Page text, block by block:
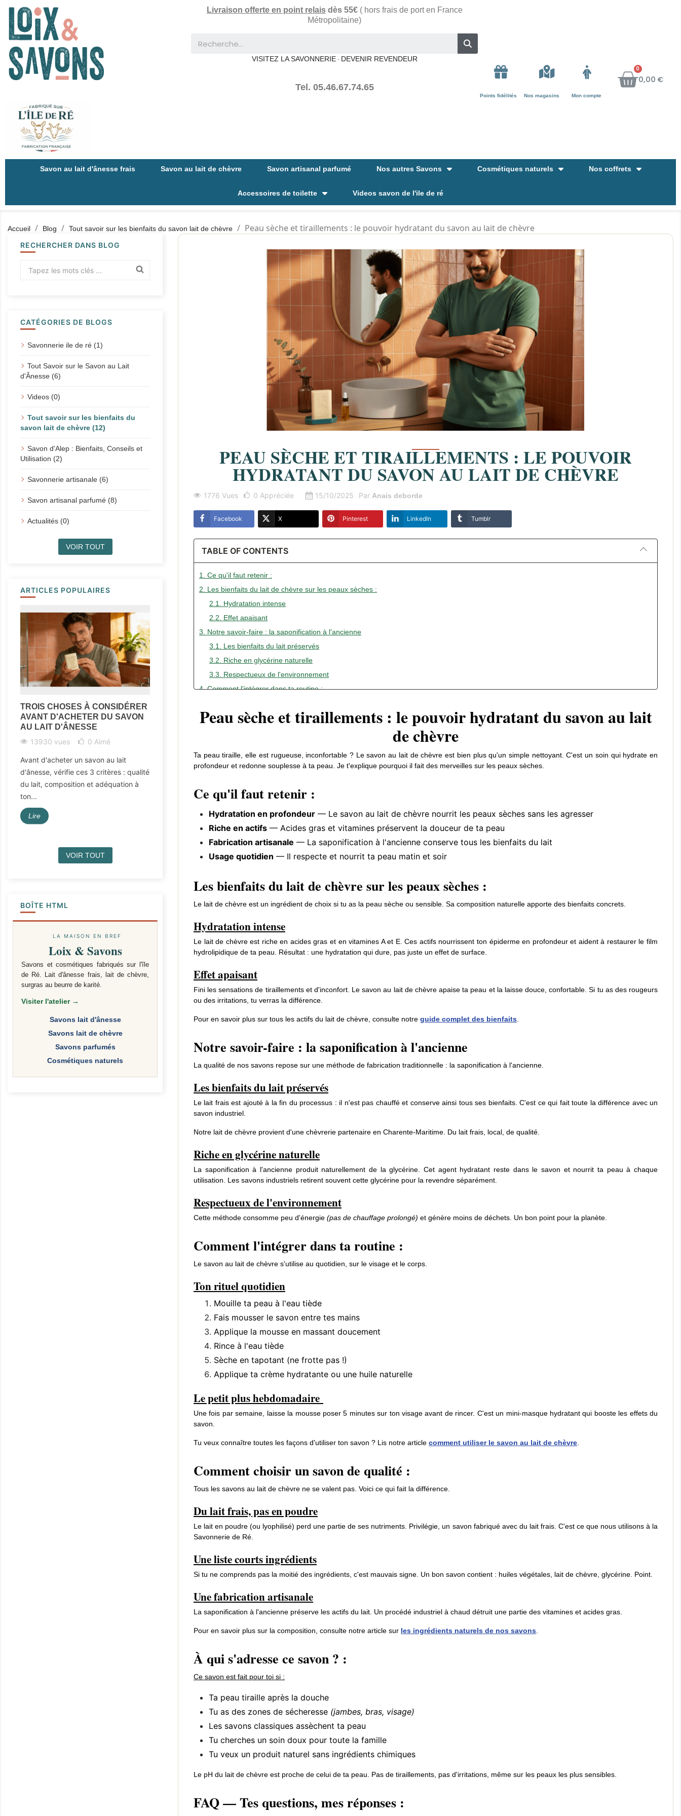
VISITEZ LA SAVONNERIE - DEVENIR REVENDEUR
Tel. 05.46.67.74.65
Livraison offerte en point relaisdès 55€( hors frais de port en France
Métropolitaine)
Points fidélités Nos magasins Mon compte
0,00 €
Savon au lait d'ânesse frais Savon au lait de chèvre Savon artisanal parfumé Nos autres Savons Cosmétiques naturels Nos coffrets
Accessoires de toilette Videos savon de l'ile de ré
Accueil Blog Tout savoir sur les bienfaits du savon lait de chèvre Peau sèche et tiraillements : le pouvoir hydratant du savon au lait de chèvre
RECHERCHER DANS BLOG
CATÉGORIES DE BLOGS
Savonnerie ile de ré (1)
Tout Savoir sur le Savon au Lait
d'Ânesse (6)
Videos (0)
Tout savoir sur les bienfaits du
savon lait de chèvre (12)
Savon d'Alep : Bienfaits, Conseils et
Utilisation (2)
Savonnerie artisanale (6)
Savon artisanal parfumé (8)
Actualités (0)
VOIR TOUT
ARTICLES POPULAIRES
TROIS CHOSES À CONSIDÉRER
AVANT D'ACHETER DU SAVON
AU LAIT D'ÂNESSE
13930 vues
0 Aimé
Avant d'acheter un savon au lait
d'ânesse, vérifie ces 3 critères : qualité
du lait, composition et adéquation à
ton...
Lire
LAIT DE CHÈVRE : LEQUEL
Tu hésites entre le savon d'Alep et le
savon au lait de chèvre ? Les deux
DU LAIT D'ÂNESSE ?
peau. Riche en vitamines, minéraux et
AU LAIT DE CHÈVRE : GUIDE
PRATIQUE
Comment utiliser le savon au lait de
chèvre sur le visage et le corps ? Nos
Lire
SUR LE VISAGE :
Le savon au lait de
VOIR TOUT
BOÎTE HTML
LA MAISON EN BREF
Loix & Savons
Savons et cosmétiques fabriqués sur l'île
de Ré. Lait d'ânesse frais, lait de chèvre,
surgras au beurre de karité.
Visiter l'atelier →
Savons lait d'ânesse
Savons lait de chèvre
Savons parfumés
Cosmétiques naturels
PEAU SÈCHE ET TIRAILLEMENTS : LE POUVOIR
HYDRATANT DU SAVON AU LAIT DE CHÈVRE
1776 Vues 0 Appréciée 15/10/2025 Par Anais deborde
Facebook X Pinterest LinkedIn Tumblr
TABLE OF CONTENTS
1. Ce qu'il faut retenir :
2. Les bienfaits du lait de chèvre sur les peaux sèches :
2.1. Hydratation intense
2.2. Effet apaisant
3. Notre savoir-faire : la saponification à l'ancienne
3.1. Les bienfaits du lait préservés
3.2. Riche en glycérine naturelle
3.3. Respectueux de l'environnement
4. Comment l'intégrer dans ta routine :
4.2. Le petit plus hebdomadaire
5.2. Une liste courts ingrédients
6. À qui s'adresse ce savon ? :
7. FAQ — Tes questions, mes réponses :
8. Pour aller plus loin :
Peau sèche et tiraillements : le pouvoir hydratant du savon au lait
de chèvre
Ta peau tiraille, elle est rugueuse, inconfortable ? Le savon au lait de chèvre est bien plus qu'un simple nettoyant. C'est un soin qui hydrate en
profondeur et redonne souplesse à ta peau. Je t'explique pourquoi il fait des merveilles sur les peaux sèches.
Ce qu'il faut retenir :
Hydratation en profondeur — Le savon au lait de chèvre nourrit les peaux sèches sans les agresser
Riche en actifs — Acides gras et vitamines préservent la douceur de ta peau
Fabrication artisanale — La saponification à l'ancienne conserve tous les bienfaits du lait
Usage quotidien — Il respecte et nourrit ta peau matin et soir
Les bienfaits du lait de chèvre sur les peaux sèches :
Le lait de chèvre est un ingrédient de choix si tu as la peau sèche ou sensible. Sa composition naturelle apporte des bienfaits concrets.
Hydratation intense
Le lait de chèvre est riche en acides gras et en vitamines A et E. Ces actifs nourrissent ton épiderme en profondeur et aident à restaurer le film
hydrolipidique de ta peau. Résultat : une hydratation qui dure, pas juste un effet de surface.
Effet apaisant
Fini les sensations de tiraillements et d'inconfort. Le savon au lait de chèvre apaise ta peau et la laisse douce, confortable. Si tu as des rougeurs
ou des irritations, tu verras la différence.
Pour en savoir plus sur tous les actifs du lait de chèvre, consulte notre guide complet des bienfaits
Notre savoir-faire : la saponification à l'ancienne
La qualité de nos savons repose sur une méthode de fabrication traditionnelle : la saponification à l'ancienne.
Les bienfaits du lait préservés
Le lait frais est ajouté à la fin du processus : il n'est pas chauffé et conserve ainsi tous ses bienfaits. C'est ce qui fait toute la différence avec un
savon industriel.
Notre lait de chèvre provient d'une chèvrerie partenaire en Charente-Maritime. Du lait frais, local, de qualité.
Riche en glycérine naturelle
La saponification à l'ancienne produit naturellement de la glycérine. Cet agent hydratant reste dans le savon et nourrit ta peau à chaque
utilisation. Les savons industriels retirent souvent cette glycérine pour la revendre séparément.
Respectueux de l'environnement
Cette méthode consomme peu d'énergie (pas de chauffage prolongé) et génère moins de déchets. Un bon point pour la planète.
Comment l'intégrer dans ta routine :
Le savon au lait de chèvre s'utilise au quotidien, sur le visage et le corps.
Ton rituel quotidien
Mouille ta peau à l'eau tiède
Fais mousser le savon entre tes mains
Applique la mousse en massant doucement
Rince à l'eau tiède
Sèche en tapotant (ne frotte pas !)
Applique ta crème hydratante ou une huile naturelle
Le petit plus hebdomadaire
Une fois par semaine, laisse la mousse poser 5 minutes sur ton visage avant de rincer. C'est un mini-masque hydratant qui booste les effets du
savon.
Tu veux connaître toutes les façons d'utiliser ton savon ? Lis notre article comment utiliser le savon au lait de chèvre
Comment choisir un savon de qualité :
Tous les savons au lait de chèvre ne se valent pas. Voici ce qui fait la différence.
Du lait frais, pas en poudre
Le lait en poudre (ou lyophilisé) perd une partie de ses nutriments. Privilégie, un savon fabriqué avec du lait frais. C'est ce que nous utilisons à la
Savonnerie de Ré.
Une liste courts ingrédients
Si tu ne comprends pas la moitié des ingrédients, c'est mauvais signe. Un bon savon contient : huiles végétales, lait de chèvre, glycérine. Point.
Une fabrication artisanale
La saponification à l'ancienne préserve les actifs du lait. Un procédé industriel à chaud détruit une partie des vitamines et acides gras.
Pour en savoir plus sur la composition, consulte notre article sur les ingrédients naturels de nos savons
À qui s'adresse ce savon ? :
Ce savon est fait pour toi si :
Ta peau tiraille après la douche
Tu as des zones de sécheresse (jambes, bras, visage)
Les savons classiques assèchent ta peau
Tu cherches un soin doux pour toute la famille
Tu veux un produit naturel sans ingrédients chimiques
Le pH du lait de chèvre est proche de celui de ta peau. Pas de tiraillements, pas d'irritations, même sur les peaux les plus sensibles.
FAQ — Tes questions, mes réponses :